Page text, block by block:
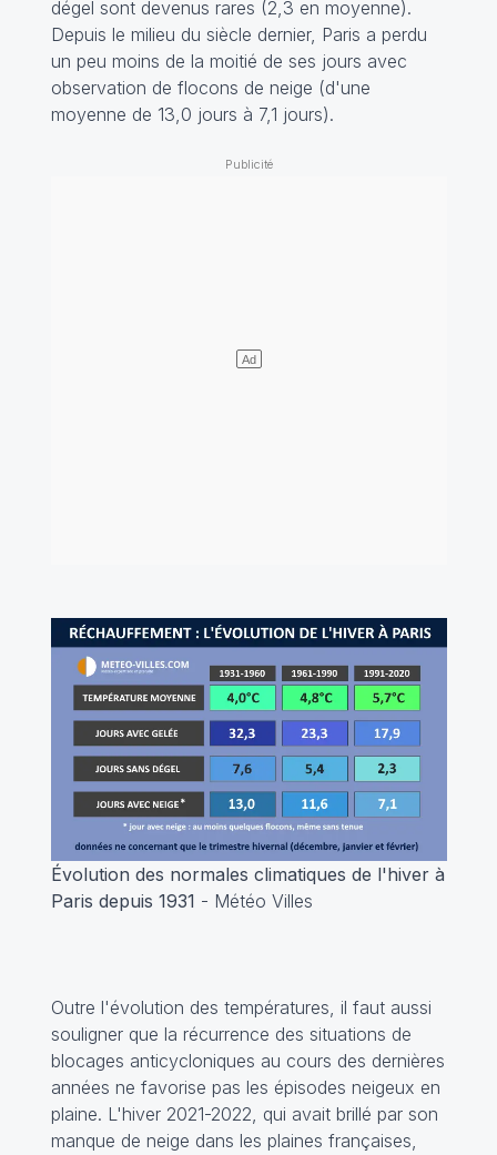
dégel sont devenus rares (2,3 en moyenne).
Depuis le milieu du siècle dernier, Paris a perdu
un peu moins de la moitié de ses jours avec
observation de flocons de neige (d'une
moyenne de 13,0 jours à 7,1 jours).
Évolution des normales climatiques de l'hiver à
Paris depuis 1931 - Météo Villes
Outre l'évolution des températures, il faut aussi
souligner que la récurrence des situations de
blocages anticycloniques au cours des dernières
années ne favorise pas les épisodes neigeux en
plaine. L'hiver 2021-2022, qui avait brillé par son
manque de neige dans les plaines françaises,